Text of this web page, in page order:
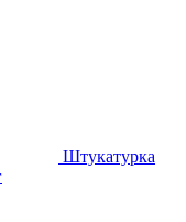
Штукатурка